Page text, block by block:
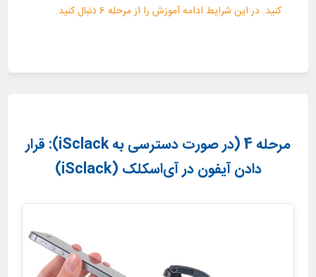
کنید. در این شرایط ادامه آموزش را از مرحله 6 دنبال کنید.
مرحله 4 (در صورت دسترسی به iSclack): قرار
دادن آیفون در آی‌اسکلک (iSclack)